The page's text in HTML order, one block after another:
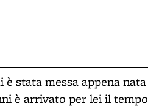
stata messa appena nata
è arrivato per lei il tempo